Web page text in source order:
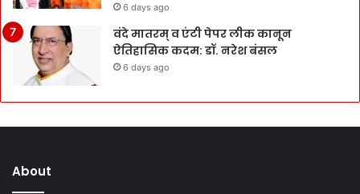
6 days ago
वंदे मातरम् व एंटी पेपर लीक कानून
ऐतिहासिक कदम: डॉ. नरेश बंसल
6 days ago
About